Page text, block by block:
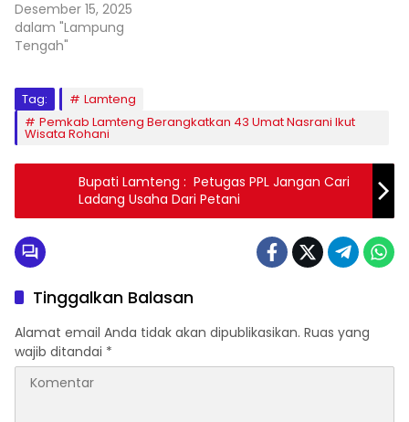
Desember 15, 2025
dalam "Lampung
Tengah"
Tag:
Lamteng
Pemkab Lamteng Berangkatkan 43 Umat Nasrani Ikut
Wisata Rohani
Bupati Lamteng : Petugas PPL Jangan Cari
Ladang Usaha Dari Petani
Tinggalkan Balasan
Alamat email Anda tidak akan dipublikasikan. Ruas yang
wajib ditandai *